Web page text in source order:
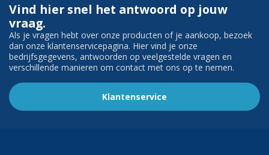
Vind hier snel het antwoord op jouw
vraag.
Als je vragen hebt over onze producten of je aankoop, bezoek
dan onze klantenservicepagina. Hier vind je onze
bedrijfsgegevens, antwoorden op veelgestelde vragen en
verschillende manieren om contact met ons op te nemen.
Klantenservice